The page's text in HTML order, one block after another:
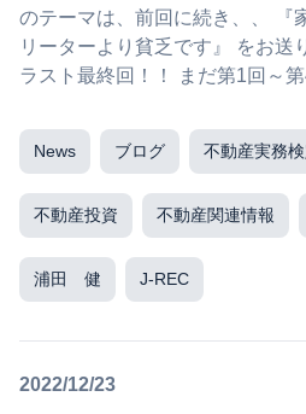
のテーマは、前回に続き、、 『家賃年収1000万円は フ
リーターより貧乏です』 をお送りしてきます！ 本日は、
ラスト最終回！！ ま
News ブログ 不動産実務
不動産投資 不動産関連情報
浦田 健 J-REC
2022/12/23